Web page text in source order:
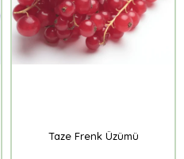
Taze Frenk Üzümü